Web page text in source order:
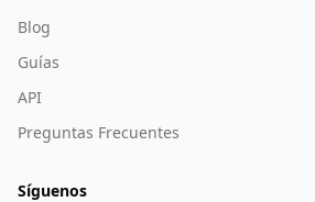
Blog
Guías
API
Preguntas Frecuentes
Síguenos